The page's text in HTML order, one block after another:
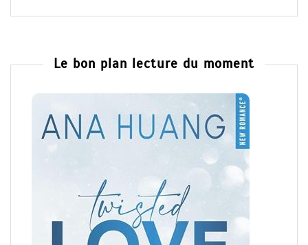
Le bon plan lecture du moment